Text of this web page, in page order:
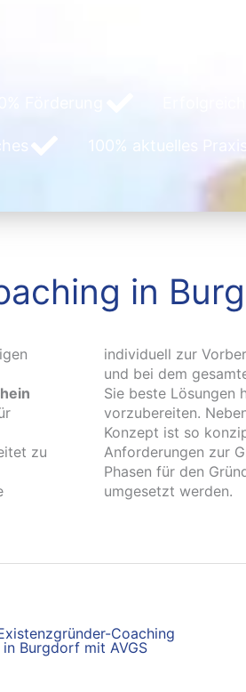
100% aktuelles
in
zu
individuell zur
und bei dem
Sie beste Lösungen
vorzubereiten.
Konzept ist so
Anforderungen zur
Phasen für den
umgesetzt werden.
Coaching
in Burgdorf mit AVGS